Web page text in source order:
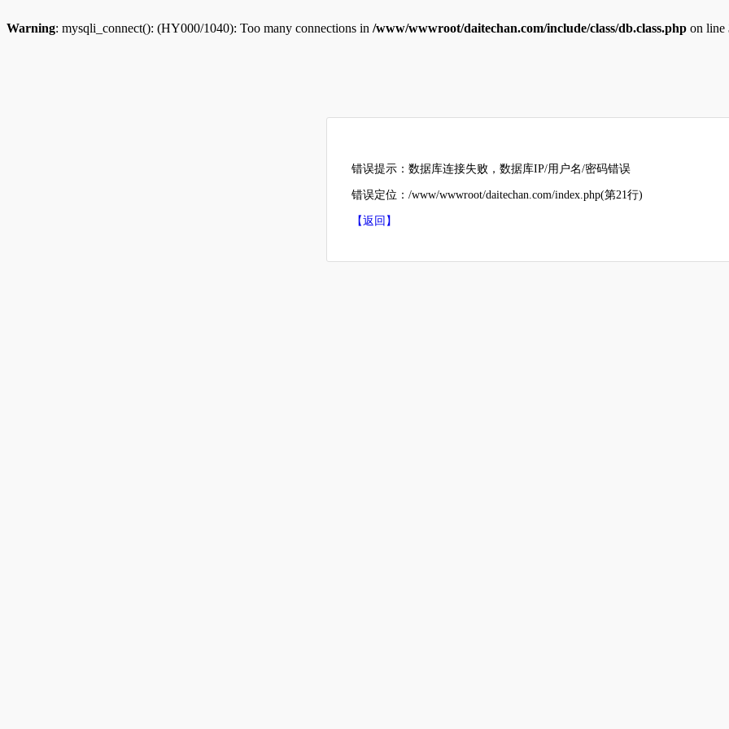
Warning: mysqli_connect(): (HY000/1040): Too many connections in /www/wwwroot/daitechan.com/include/class/db.class.php on line
错误提示：数据库连接失败，数据库IP/用户名/密码错误
错误定位：/www/wwwroot/daitechan.com/index.php(第21行)
【返回】